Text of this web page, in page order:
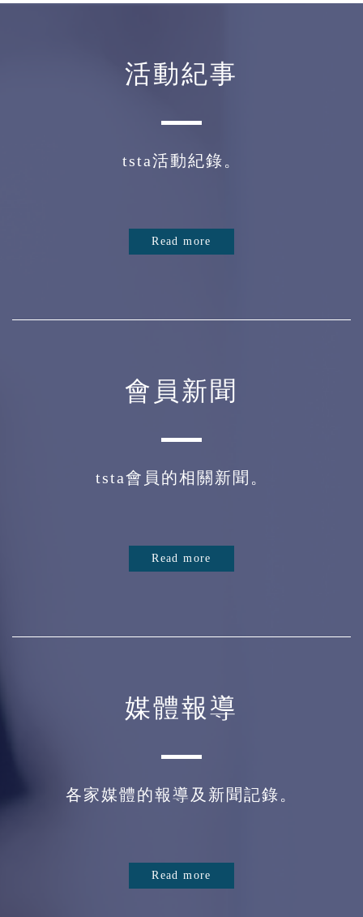
活動紀事
tsta活動紀錄。
Read more
會員新聞
tsta會員的相關新聞。
Read more
媒體報導
各家媒體的報導及新聞記錄。
Read more